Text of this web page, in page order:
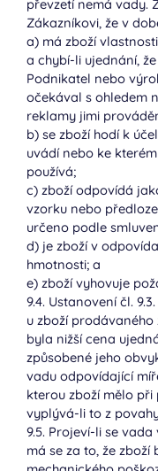
převzetí nemá vady.
Zákazníkovi, že v
a) má zboží
a chybí-li ujednání,
Podnikatel nebo
očekával s ohledem
reklamy jimi
b) se zboží hodí k
uvádí nebo ke
používá;
c) zboží odpovídá
vzorku nebo
určeno podle
d) je zboží v
hmotnosti; a
e) zboží vyhovuje
9.4. Ustanovení čl.
u zboží
byla nižší cena
způsobené jeho
vadu odpovídající
kterou zboží mělo při
vyplývá-li to z
9.5. Projeví-li se
má se za to, že